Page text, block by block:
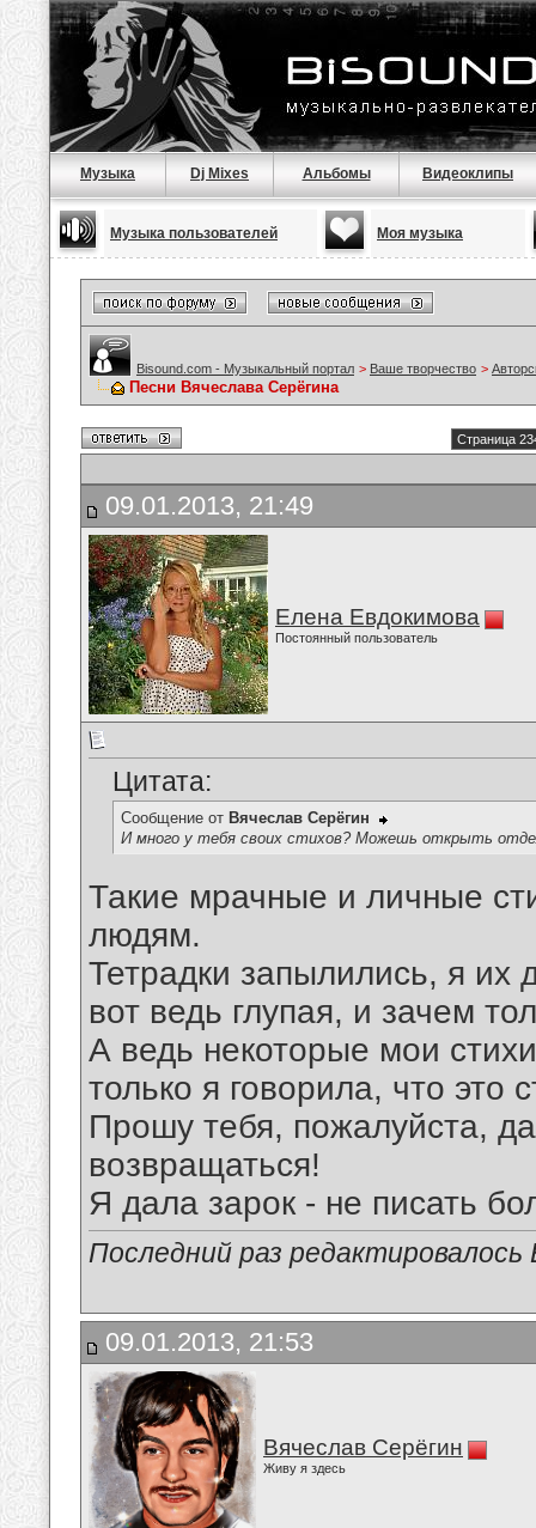
Музыка Dj Mixes Альбомы Видеоклипы
Музыка пользователей Моя музыка
Bisound.com - Музыкальный портал > Ваше творчество >
Песни Вячеслава Серёгина
Страница
09.01.2013, 21:49
Елена Евдокимова
Постоянный пользователь
Цитата:
Сообщение от Вячеслав Серёгин
И много у тебя своих стихов? Можешь открыть
Такие мрачные и личные
людям.
Тетрадки запылились, я их
вот ведь глупая, и зачем
А ведь некоторые мои
только я говорила, что это
Прошу тебя, пожалуйста,
возвращаться!
Я дала зарок - не писать
Последний раз
09.01.2013, 21:53
Вячеслав Серёгин
Живу я здесь